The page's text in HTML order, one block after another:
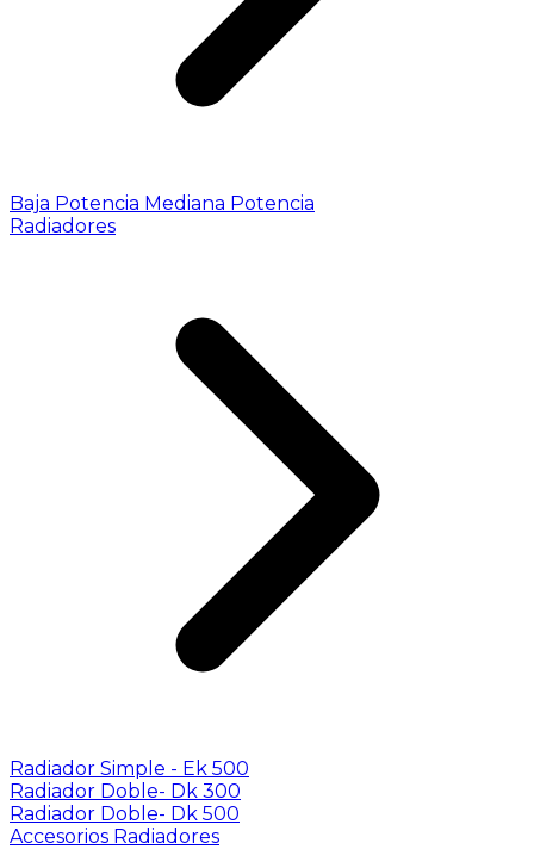
Baja Potencia Mediana Potencia
Radiadores
Radiador Simple - Ek 500
Radiador Doble- Dk 300
Radiador Doble- Dk 500
Accesorios Radiadores